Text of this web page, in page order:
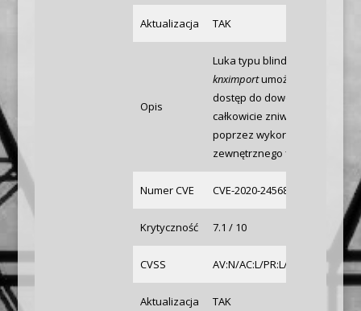
Aktualizacja TAK
Opis
Luka typu blind SQL Injection
knximportumożliwia
dostęp do dowolnych
całkowicie zniwelować dla
poprzez wykorzystanie
zewnętrznego firewall’a.
Numer CVE CVE-2020-24568
Krytyczność 7.1 / 10
CVSS AV:N/AC:L/PR:L/UI:N/S:U/C:H/
Aktualizacja TAK